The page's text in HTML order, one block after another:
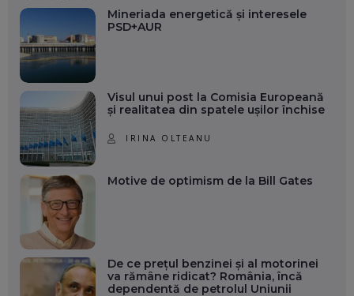
Mineriada energetică și interesele
PSD+AUR
Visul unui post la Comisia Europeană
și realitatea din spatele ușilor închise
IRINA OLTEANU
Motive de optimism de la Bill Gates
De ce prețul benzinei și al motorinei
va rămâne ridicat? România, încă
dependentă de petrolul Uniunii